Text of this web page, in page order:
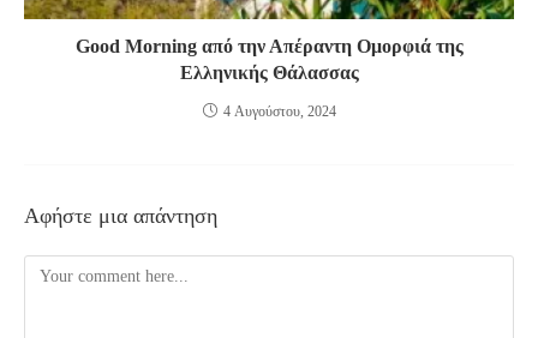
Good Morning από την Απέραντη Ομορφιά της
Ελληνικής Θάλασσας
4 Αυγούστου, 2024
Αφήστε μια απάντηση
Comment